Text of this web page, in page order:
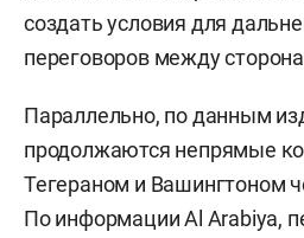
создать условия для
переговоров между
Параллельно, по данным
продолжаются непрямые
Тегераном и Вашингтоном
По информации Al Arabiya,